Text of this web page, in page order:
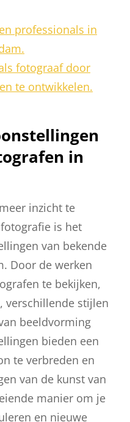
professionals in
fotograaf door
te ontwikkelen.
in
inzicht te
is het
van bekende
Door de werken
te bekijken,
verschillende stijlen
beeldvorming
bieden een
te verbreden en
van de kunst van
manier om je
en nieuwe